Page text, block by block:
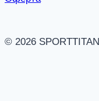
© 2026 SPORTTITAN